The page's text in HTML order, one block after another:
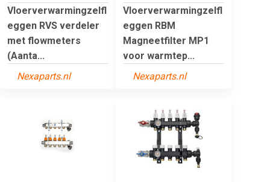
Vloerverwarmingzelfl
eggen RVS verdeler
met flowmeters
(Aanta...
Nexaparts.nl
Vloerverwarmingzelfl
eggen RBM
Magneetfilter MP1
voor warmtep...
Nexaparts.nl